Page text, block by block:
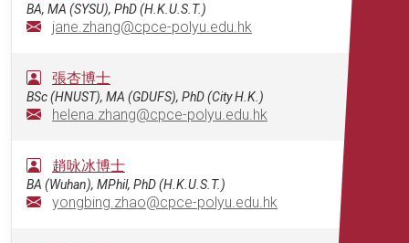
BA, MA (SYSU), PhD (H.K.U.S.T.)
jane.zhang@cpce-polyu.edu.hk
張杏博士
BSc (HNUST), MA (GDUFS), PhD (City H.K.)
helena.zhang@cpce-polyu.edu.hk
趙咏冰博士
BA (Wuhan), MPhil, PhD (H.K.U.S.T.)
yongbing.zhao@cpce-polyu.edu.hk